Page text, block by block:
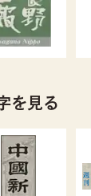
を見る